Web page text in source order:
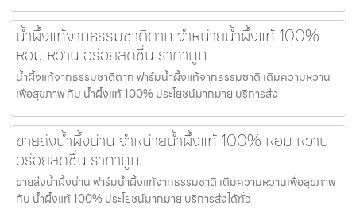
น้ำผึ้งแท้จากธรรมชาติตาก จำหน่ายน้ำผึ้งแท้ 100%
หอม หวาน อร่อยสดชื่น ราคาถูก
น้ำผึ้งแท้จากธรรมชาติตาก ฟาร์มน้ำผึ้งแท้จากธรรมชาติ เติมความหวาน
เพื่อสุขภาพ กับ น้ำผึ้งแท้ 100% ประโยชน์มากมาย บริการส่ง
ขายส่งน้ำผึ้งน่าน จำหน่ายน้ำผึ้งแท้ 100% หอม หวาน
อร่อยสดชื่น ราคาถูก
ขายส่งน้ำผึ้งน่าน ฟาร์มน้ำผึ้งแท้จากธรรมชาติ เติมความหวานเพื่อสุขภาพ
กับ น้ำผึ้งแท้ 100% ประโยชน์มากมาย บริการส่งได้ทั่ว